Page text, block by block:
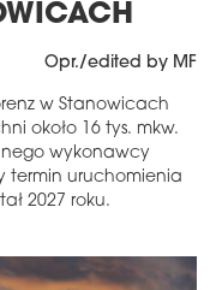
Opr./edited by MF
w Stanowicach
około 16 tys. mkw.
wykonawcy
termin uruchomienia
2027 roku.